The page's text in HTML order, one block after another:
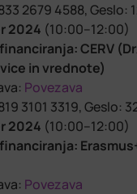
2679 4588, Geslo:
2024 (10:00–12:00)
CERV
in vrednote)
Povezava
3101 3319, Geslo:
2024 (10:00–12:00)
Povezava